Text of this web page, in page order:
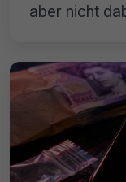
aber nicht